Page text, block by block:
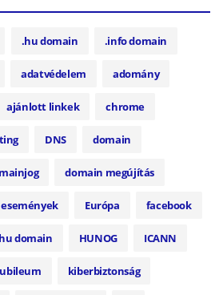
.hu domain .info domain
adatvédelem adomány
ajánlott linkek chrome
DNS domain
domain megújítás
események Európa facebook
hu domain HUNOG ICANN
kiberbiztonság